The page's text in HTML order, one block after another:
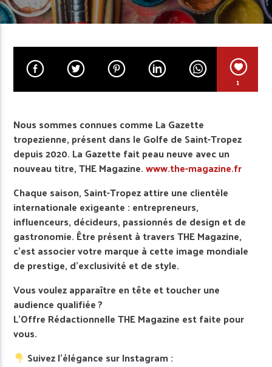
1
Nous sommes connues comme La Gazette
tropezienne, présent dans le Golfe de Saint-Tropez
depuis 2020. La Gazette fait peau neuve avec un
nouveau titre, THE Magazine.www.the-magazine.fr
Chaque saison, Saint-Tropez attire une clientèle
internationale exigeante : entrepreneurs,
influenceurs, décideurs, passionnés de design et de
gastronomie. Être présent à travers THE Magazine,
c’est associer votre marque à cette image mondiale
de prestige, d’exclusivité et de style.
Vous voulez apparaître en tête et toucher une
audience qualifiée ?
L’Offre Rédactionnelle THE Magazine est faite pour
vous.
Suivez l’élégance sur Instagram :